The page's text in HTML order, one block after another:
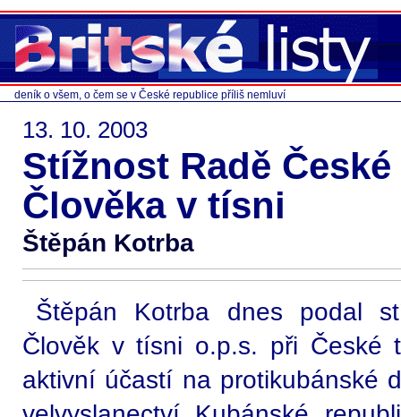
deník o všem, o čem se v České republice příliš nemluví
13. 10. 2003
Stížnost Radě
Člověka v tísni
Štěpán Kotrba
Štěpán Kotrba dnes podal
Člověk v tísni o.p.s. při České
aktivní účastí na protikubánské